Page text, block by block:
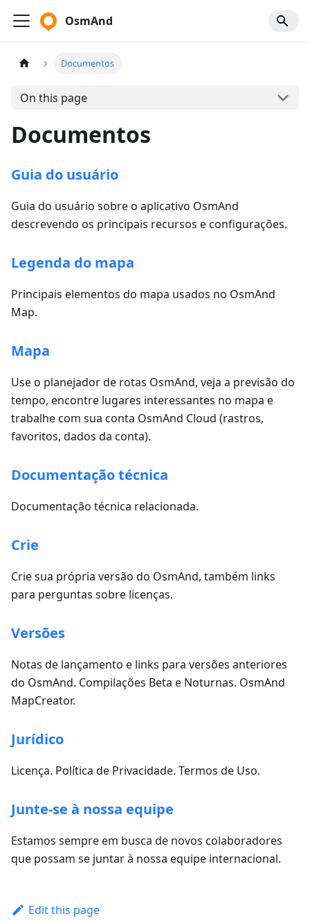
OsmAnd
Documentos
On this page
Documentos
Guia do usuário
Guia do usuário sobre o aplicativo OsmAnd
descrevendo os principais recursos e configurações.
Legenda do mapa
Principais elementos do mapa usados no OsmAnd
Map.
Mapa
Use o planejador de rotas OsmAnd, veja a previsão do
tempo, encontre lugares interessantes no mapa e
trabalhe com sua conta OsmAnd Cloud (rastros,
favoritos, dados da conta).
Documentação técnica
Documentação técnica relacionada.
Crie
Crie sua própria versão do OsmAnd, também links
para perguntas sobre licenças.
Versões
Notas de lançamento e links para versões anteriores
do OsmAnd. Compilações Beta e Noturnas. OsmAnd
MapCreator.
Jurídico
Licença. Política de Privacidade. Termos de Uso.
Junte-se à nossa equipe
Estamos sempre em busca de novos colaboradores
que possam se juntar à nossa equipe internacional.
Edit this page